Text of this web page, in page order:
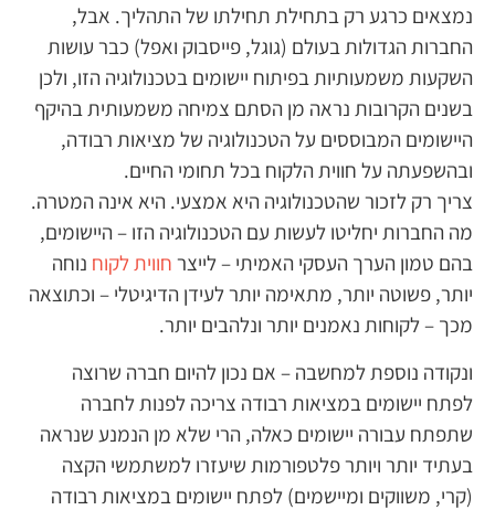
נמצאים כרגע רק בתחילת תחילתו של התהליך. אבל,
החברות הגדולות בעולם (גוגל, פייסבוק ואפל) כבר עושות
השקעות משמעותיות בפיתוח יישומים בטכנולוגיה הזו, ולכן
בשנים הקרובות נראה מן הסתם צמיחה משמעותית בהיקף
היישומים המבוססים על הטכנולוגיה של מציאות רבודה,
ובהשפעתה על חווית הלקוח בכל תחומי החיים.
צריך רק לזכור שהטכנולוגיה היא אמצעי. היא אינה המטרה.
מה החברות יחליטו לעשות עם הטכנולוגיה הזו – היישומים,
בהם טמון הערך העסקי האמיתי – לייצר חווית לקוח נוחה
יותר, פשוטה יותר, מתאימה יותר לעידן הדיגיטלי – וכתוצאה
מכך – לקוחות נאמנים יותר ונלהבים יותר.
ונקודה נוספת למחשבה – אם נכון להיום חברה שרוצה
לפתח יישומים במציאות רבודה צריכה לפנות לחברה
שתפתח עבורה יישומים כאלה, הרי שלא מן הנמנע שנראה
בעתיד יותר ויותר פלטפורמות שיעזרו למשתמשי הקצה
(קרי, משווקים ומיישמים) לפתח יישומים במציאות רבודה